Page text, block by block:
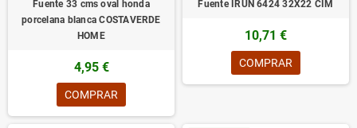
Fuente 33 cms oval honda
porcelana blanca COSTAVERDE
HOME
4,95 €
COMPRAR
Fuente IRUN 6424 32X22 CIM
10,71 €
COMPRAR